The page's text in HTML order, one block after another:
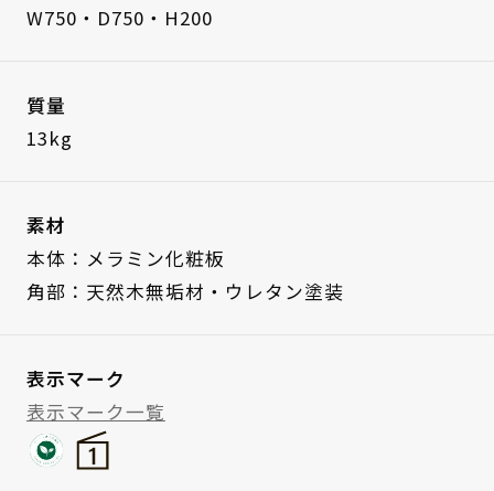
W750・D750・H200
質量
13kg
素材
本体：メラミン化粧板
角部：天然木無垢材・ウレタン塗装
表示マーク
表示マーク一覧